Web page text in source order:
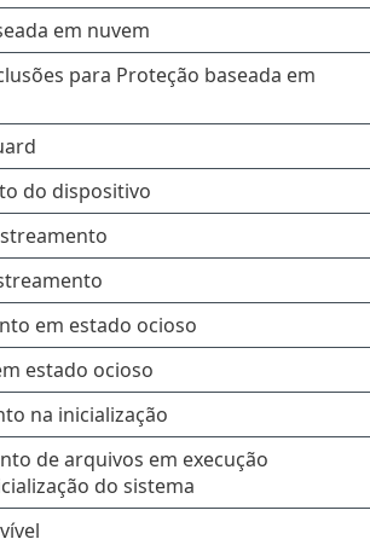
em nuvem
para Proteção baseada em
do dispositivo
em estado ocioso
estado ocioso
na inicialização
de arquivos em execução
do sistema